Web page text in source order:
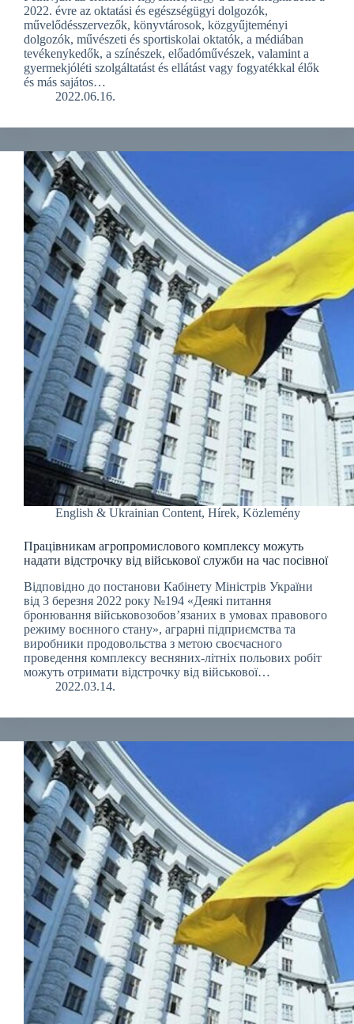
2022. évre az oktatási és egészségügyi dolgozók,
művelődésszervezők, könyvtárosok, közgyűjteményi
dolgozók, művészeti és sportiskolai oktatók, a médiában
tevékenykedők, a színészek, előadóművészek, valamint a
gyermekjóléti szolgáltatást és ellátást vagy fogyatékkal élők
és más sajátos…
2022.06.16.
English & Ukrainian Content, Hírek, Közlemény
Працівникам агропромислового комплексу можуть
надати відстрочку від військової служби на час посівної
Відповідно до постанови Кабінету Міністрів України
від 3 березня 2022 року №194 «Деякі питання
бронювання військовозобов’язаних в умовах правового
режиму воєнного стану», аграрні підприємства та
виробники продовольства з метою своєчасного
проведення комплексу весняних-літніх польових робіт
можуть отримати відстрочку від військової…
2022.03.14.